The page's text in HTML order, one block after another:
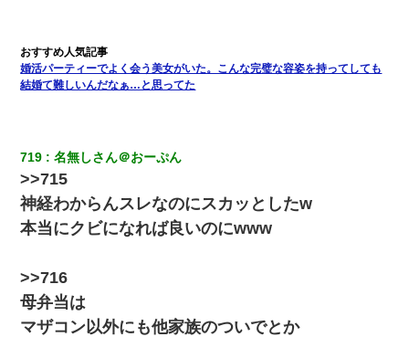
22歳の頃、父に36歳の男性とお見合いをしてくれと頼まれた。父
の親会社の経営者の息子さんだったので、父も喜んで私の写真を
送ったんだが→
ホテルに泊まったんだけど従業員が最悪だった。折角の旅行で何
故私が怒鳴られなきゃいけなかったのだ
転職先が決まったので退職の意思を伝えたら。上司「無責任」
ナンパにほいほい付いていった私、地獄に落ちる
婚活パーティーでよく会う美女がいた。こんな完璧な容姿を持ってしても
結婚て難しいんだなぁ…と思ってた
719 名無しさん＠おーぷん
>>715
神経わからんスレなのにスカッとしたw
本当にクビになれば良いのにwww
>>716
母弁当は
マザコン以外にも他家族のついでとか